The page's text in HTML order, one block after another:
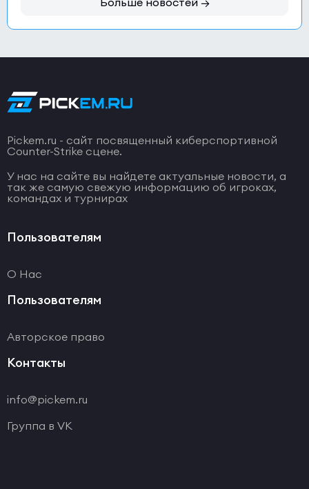
Pickem.ru - сайт посвященный киберспортивной
Counter-Strike сцене.
У нас на сайте вы найдете актуальные новости, а
так же самую свежую информацию об игроках,
командах и турнирах
Пользователям
О Нас
Пользователям
Авторское право
Контакты
info@pickem.ru
Группа в VK